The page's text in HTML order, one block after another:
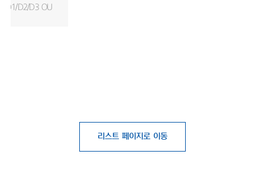
D1/D2/D3 OU
리스트 페이지로 이동